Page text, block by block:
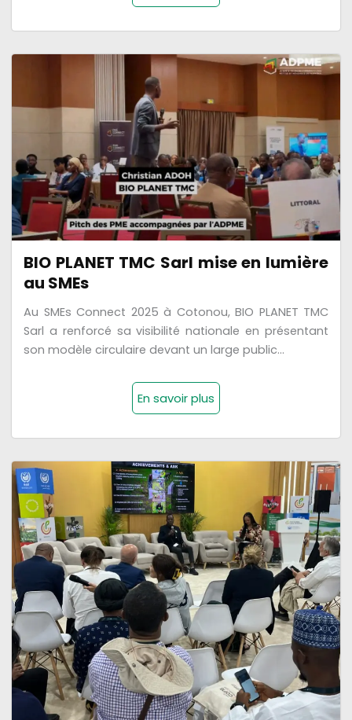
BIO PLANET TMC Sarl mise en lumière
au SMEs
Au SMEs Connect 2025 à Cotonou, BIO PLANET TMC
Sarl a renforcé sa visibilité nationale en présentant
son modèle circulaire devant un large public...
En savoir plus